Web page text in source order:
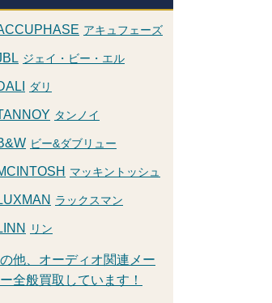
アキュフェーズ
ジェイ・ビー・エル
ダリ
タンノイ
ビー&ダブリュー
マッキントッシュ
ラックスマン
リン
他、オーディオ関連メー
全般買取しています！